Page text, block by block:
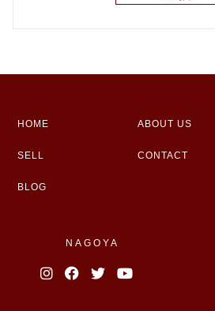
HOME ABOUT US
SELL CONTACT
BLOG
NAGOYA